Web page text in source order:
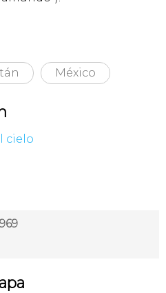
México
cielo